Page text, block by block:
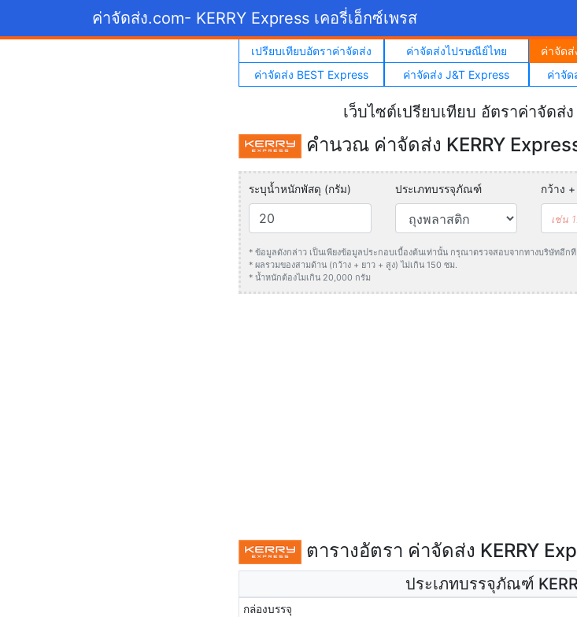
ค่าจัดส่ง.com- KERRY Express เคอรี่เอ็กซ์เพรส
เปรียบเทียบอัตราค่าจัดส่ง ค่าจัดส่งไปรษณีย์ไทย ค่าจัดส่
ค่าจัดส่ง BEST Express
ค่าจัดส่ง J&T Express ค่าจัด
เว็บไซต์เปรียบเทียบ อัตราค่าจัดส่
คำนวณ ค่าจัดส่ง KERRY
ระบุน้ำหนักพัสดุ (กรัม) ประเภทบรรจุภัณฑ์ กว้าง
* ข้อมูลดังกล่าว เป็นเพียงข้อมูลประกอบเบื้องต้นเท่านั้น กรุณาตรวจสอบจากทางบริษัทอีกที
* ผลรวมของสามด้าน (กว้าง + ยาว + สูง) ไม่เกิน 150 ซม.
* น้ำหนักต้องไมเกิน 20,000 กรัม
ตารางอัตรา ค่าจัดส่ง KERRY
ประเภทบรรจุภัณฑ์
กล่องบรรจุ